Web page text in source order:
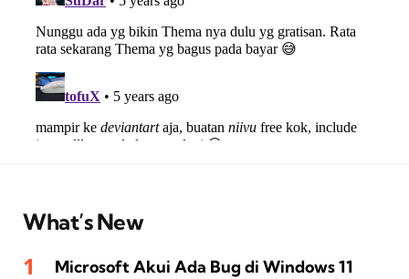
What’s New
Microsoft Akui Ada Bug di Windows 11